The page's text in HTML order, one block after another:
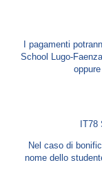
I pagamenti
School Lugo-
IT78
Nel caso di
nome dello